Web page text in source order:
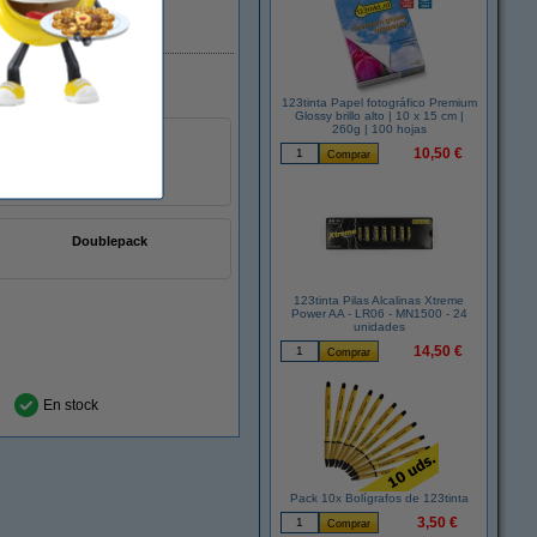
En stock
Doublepack
En stock
123tinta Papel fotográfico Premium
Glossy brillo alto | 10 x 15 cm |
260g | 100 hojas
10,50 €
123tinta Pilas Alcalinas Xtreme
Power AA - LR06 - MN1500 - 24
unidades
14,50 €
Pack 10x Bolígrafos de 123tinta
3,50 €